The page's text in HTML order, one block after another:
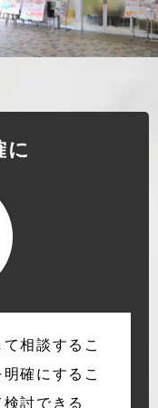
に
相談するこ
確にするこ
討できる